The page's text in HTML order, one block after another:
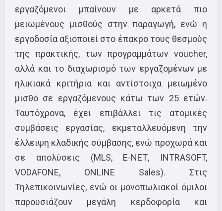
εργαζόμενοι μπαίνουν με αρκετά πιο
μειωμένους μισθούς στην παραγωγή, ενώ η
εργοδοσία αξιοποιεί στο έπακρο τους θεσμούς
της πρακτικής, των προγραμμάτων voucher,
αλλά και το διαχωρισμό των εργαζομένων με
ηλικιακά κριτήρια και αντίστοιχα μειωμένο
μισθό σε εργαζόμενους κάτω των 25 ετών.
Ταυτόχρονα, έχει επιβάλλει τις ατομικές
συμβάσεις εργασίας, εκμεταλλευόμενη την
έλλειψη κλαδικής σύμβασης, ενώ προχωρά και
σε απολύσεις (MLS, Ε-ΝΕΤ, INTRASOFT,
VODAFONΕ, ONLINE Sales). Στις
Τηλεπικοινωνίες, ενώ οι μονοπωλιακοί όμιλοι
παρουσιάζουν μεγάλη κερδοφορία και